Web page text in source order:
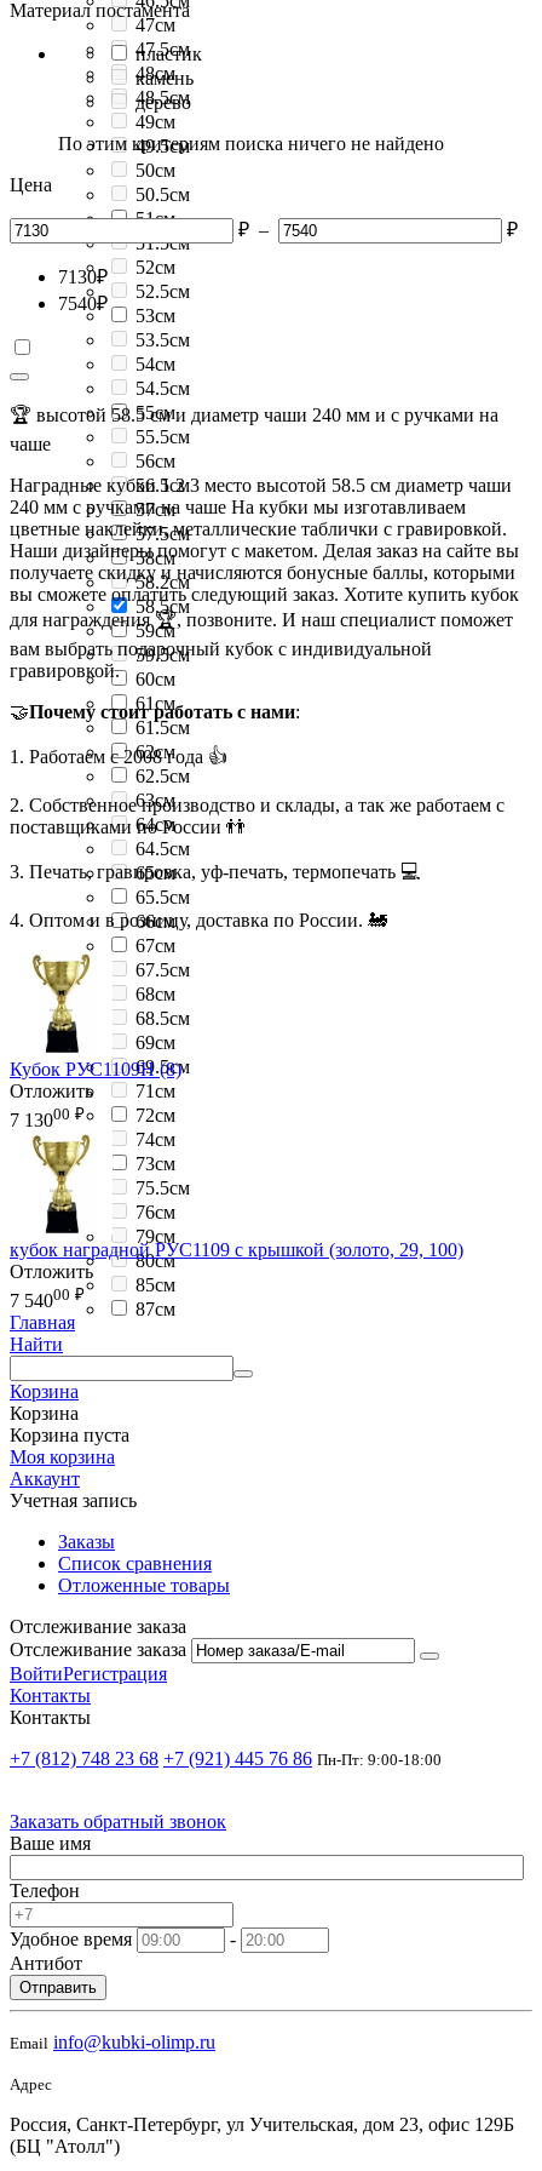
47см
47.5см
48см
48.5см
49см
49.5см
50см
50.5см
51см
51.5см
52см
52.5см
53см
53.5см
54см
54.5см
55см
55.5см
56см
56.5см
57см
57.5см
58см
58.2см
58.5см
59см
59.5см
60см
61см
61.5см
62см
62.5см
63см
64см
64.5см
65см
65.5см
66см
67см
67.5см
68см
68.5см
69см
69.5см
71см
72см
74см
73см
75.5см
76см
79см
80см
85см
87см
Материал постамента
пластик
камень
дерево
По этим критериям поиска ничего не найдено
Цена
₽ – ₽
7130₽
7540₽
🏆 высотой 58.5 см и диаметр чаши 240 мм и с ручками на
чаше
Наградные кубки 1 2 3 место высотой 58.5 см диаметр чаши
240 мм с ручками на чаше На кубки мы изготавливаем
цветные наклейки, металлические таблички с гравировкой.
Наши дизайнеры помогут с макетом. Делая заказ на сайте вы
получаете скидку и начисляются бонусные баллы, которыми
вы сможете оплатить следующий заказ. Хотите купить кубок
для награждения 🏆, позвоните. И наш специалист поможет
вам выбрать подарочный кубок с индивидуальной
гравировкой.
🤝Почему стоит работать с нами:
1. Работаем с 2008 года 👍
2. Собственное производство и склады, а так же работаем с
поставщиками по России 👬
3. Печать, гравировка, уф-печать, термопечать 💻
4. Оптом и в розницу, доставка по России. 🚂
Кубок РУС1109H (8)
Отложить
7 13000 ₽
кубок наградной РУС1109 с крышкой (золото, 29, 100)
Отложить
7 54000 ₽
Главная
Найти
Корзина
Корзина
Корзина пуста
Моя корзина
Аккаунт
Учетная запись
Заказы
Список сравнения
Отложенные товары
Отслеживание заказа
Отслеживание заказа
ВойтиРегистрация
Контакты
Контакты
+7 (812) 748 23 68 +7 (921) 445 76 86 Пн-Пт: 9:00-18:00
Заказать обратный звонок
Ваше имя
Телефон
Удобное время
-
Антибот
Отправить
Email info@kubki-olimp.ru
Адрес
Россия, Санкт-Петербург, ул Учительская, дом 23, офис 129Б
(БЦ "Атолл")